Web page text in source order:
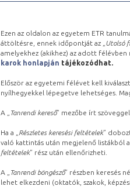
Ezen az oldalon az egyetem ETR
áttöltésre, ennek időpontját az „ Utolsó
amelyekhez (akikhez) az adott
karok honlapján tájékozódhat.
Először az egyetemi félévet kell
nyílhegyekkel lépegetve lehetséges.
A „ Tanrendi kereső” mezőbe írt
Ha a „ Részletes keresési feltételek”
való kattintás után megjelenő listákból
feltételek” rész után ellenőrizheti.
A „ Tanrendi böngésző” részben keresés
lehet elkezdeni (oktatók, szakok,